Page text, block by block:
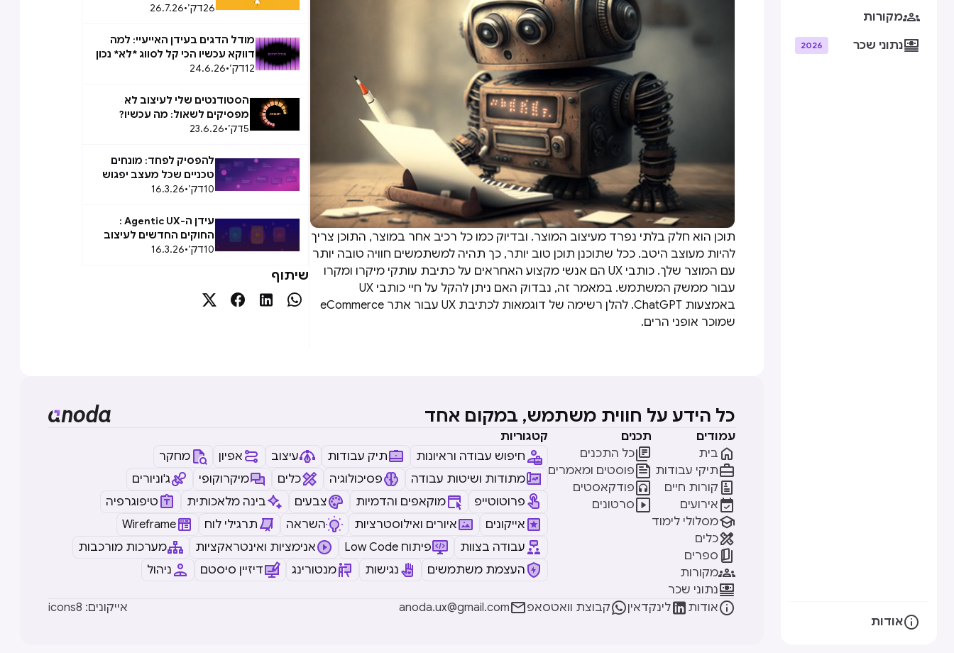
מקורות
נתוני שכר 2026
אודות
תוכן הוא חלק בלתי נפרד מעיצוב המוצר. ובדיוק כמו כל רכיב אחר במוצר, התוכן צריך
להיות מעוצב היטב. ככל שתוכנן תוכן טוב יותר, כך תהיה למשתמשים חוויה טובה יותר
עם המוצר שלך. כותבי UX הם אנשי מקצוע האחראים על כתיבת עותקי מיקרו ומקרו
עבור ממשק המשתמש. במאמר זה, נבדוק האם ניתן להקל על חיי כותבי UX
באמצעות ChatGPT. להלן רשימה של דוגמאות לכתיבת UX עבור אתר eCommerce
שמוכר אופני הרים.
26דק׳•
26.7.26
מודל הדגים בעידן האייעיי: למה
דווקא עכשיו הכי קל לסווג *לא* נכון
12דק׳•
24.6.26
הסטודנטים שלי לעיצוב לא
מפסיקים לשאול: מה עכשיו?
5דק׳•
23.6.26
להפסיק לפחד: מונחים
טכניים שכל מעצב יפגוש
ב-2026
10דק׳•
16.3.26
עידן ה-Agentic UX :
החוקים החדשים לעיצוב
Agent Experience (AX)
10דק׳•
16.3.26
שיתוף




כל הידע על חווית משתמש, במקום אחד
עמודים
בית 
תיקי עבודות
קורות חיים 
אירועים 
מסלולי לימוד
כלים
ספרים 
מקורות
נתוני שכר
תכנים
כל התכנים
פוסטים ומאמרים
פודקאסטים
סרטונים
קטגוריות
חיפוש עבודה וראיונות
תיק עבודות עיצוב אפיון
מחקר
מתודות ושיטות עבודה
פסיכולוגיה כלים מיקרוקופי
ג'וניורים
פרוטוטייפ
מוקאפים והדמיות צבעים בינה מלאכותית
טיפוגרפיה
אייקונים
איורים ואילוסטרציות השראה תרגילי לוח
Wireframe
עבודה בצוות
Low Code פיתוח אנימציות ואינטראקציות
מערכות מורכבות
העצמת משתמשים
נגישות מנטורינג דיזיין סיסטם ניהול
אודות לינקדאין קבוצת וואטסאפ
anoda.ux@gmail.com icons8 :אייקונים